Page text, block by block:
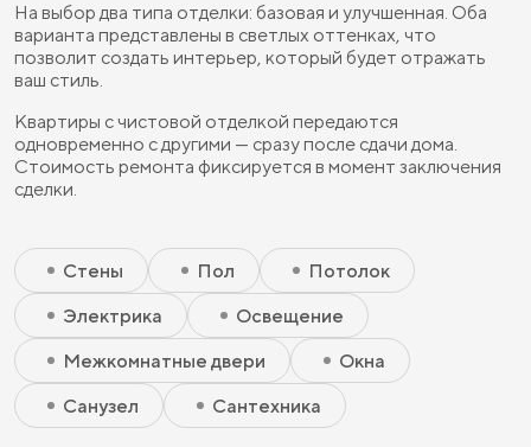
На выбор два типа отделки: базовая и улучшенная. Оба
варианта представлены в светлых оттенках, что
позволит создать интерьер, который будет отражать
ваш стиль.
Квартиры с чистовой отделкой передаются
одновременно с другими — сразу после сдачи дома.
Стоимость ремонта фиксируется в момент заключения
сделки.
Скрытый элемент 2 - Чистовая базовая
Скрытый элемент 1 - Чистовая базовая
Стены
Пол
Потолок
Электрика
Освещение
Межкомнатные двери
Окна
Санузел
Сантехника